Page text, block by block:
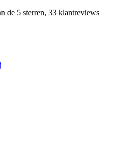
de 5 sterren, 33 klantreviews